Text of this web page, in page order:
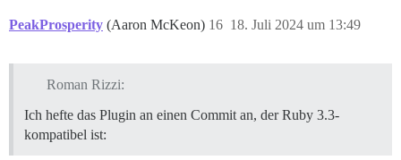
76. Pups::ExecError: cd /var/www/discourse && su
79. bootstrap failed with exit code 1
PeakProsperity (Aaron McKeon) 18. Juli 2024 um 13:49
16
Roman Rizzi:
Ich hefte das Plugin an einen Commit an, der Ruby 3.3-
kompatibel ist: